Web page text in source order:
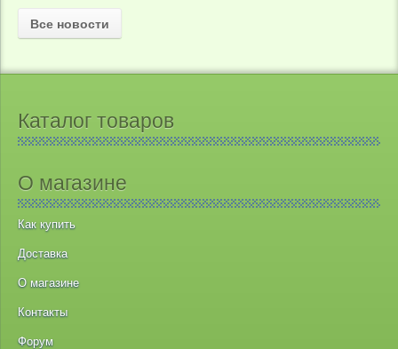
Все новости
Каталог товаров
О магазине
Как купить
Доставка
О магазине
Контакты
Форум